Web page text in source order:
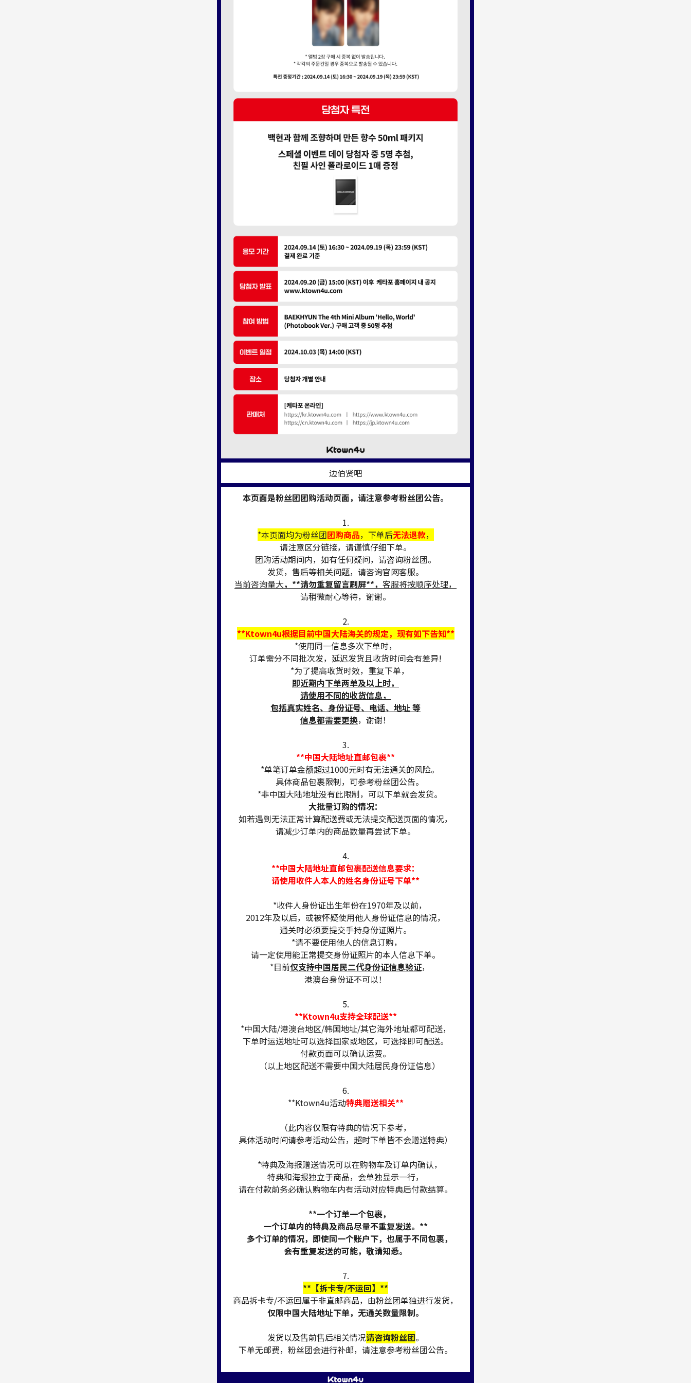
边伯贤吧
本页面是粉丝团团购活动页面，请注意参考粉丝团公告。
1.
*本页面均为粉丝团团购商品，下单后无法退款，
请注意区分链接，请谨慎仔细下单。
团购活动期间内，如有任何疑问，请咨询粉丝团。
发货，售后等相关问题，请咨询官网客服。
当前咨询量大，**请勿重复留言刷屏**， 客服将按顺序处理，
请稍微耐心等待，谢谢。
2.
**Ktown4u根据目前中国大陆海关的规定，现有如下告知**
*使用同一信息多次下单时，
订单需分不同批次发，延迟发货且收货时间会有差异!
*为了提高收货时效，重复下单，
即近期内下单两单及以上时，
请使用不同的收货信息，
包括真实姓名、身份证号、电话、地址 等
信息都需要更换，谢谢！
3.
**中国大陆地址直邮包裹**
*单笔订单金额超过1000元时有无法通关的风险。
具体商品包裹限制，可参考粉丝团公告。
*非中国大陆地址没有此限制，可以下单就会发货。
大批量订购的情况：
如若遇到无法正常计算配送费或无法提交配送页面的情况，
请减少订单内的商品数量再尝试下单。
4.
**中国大陆地址直邮包裹配送信息要求：
请使用收件人本人的姓名身份证号下单**
*收件人身份证出生年份在1970年及以前，
2012年及以后，或被怀疑使用他人身份证信息的情况，
通关时必须要提交手持身份证照片。
*请不要使用他人的信息订购，
请一定使用能正常提交身份证照片的本人信息下单。
*目前仅支持中国居民二代身份证信息验证，
港澳台身份证不可以！
5.
**Ktown4u支持全球配送**
*中国大陆/港澳台地区/韩国地址/其它海外地址都可配送，
下单时运送地址可以选择国家或地区，可选择即可配送。
付款页面可以确认运费。
（以上地区配送不需要中国大陆居民身份证信息）
6.
**Ktown4u活动特典赠送相关**
（此内容仅限有特典的情况下参考，
具体活动时间请参考活动公告，超时下单皆不会赠送特典）
*特典及海报赠送情况可以在购物车及订单内确认，
特典和海报独立于商品，会单独显示一行，
请在付款前务必确认购物车内有活动对应特典后付款结算。
**一个订单一个包裹，
一个订单内的特典及商品尽量不重复发送。**
多个订单的情况，即使同一个账户下，也属于不同包裹，
会有重复发送的可能，敬请知悉。
7.
**【拆卡专/不运回】**
商品拆卡专/不运回属于非直邮商品，由粉丝团单独进行发货，
仅限中国大陆地址下单，无通关数量限制。
发货以及售前售后相关情况请咨询粉丝团。
下单无邮费，粉丝团会进行补邮，请注意参考粉丝团公告。